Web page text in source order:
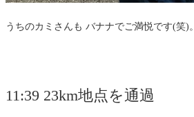
うちのカミさんも バナナでご満悦です(笑)。
11:39 23km地点を通過